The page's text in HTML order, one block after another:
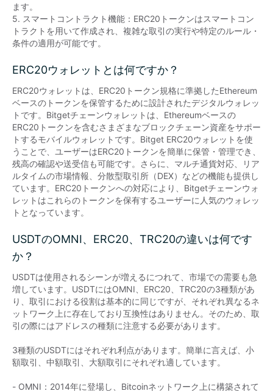
ます。
5. スマートコントラクト機能：ERC20トークンはスマートコン
トラクトを用いて作成され、複雑な取引の実行や特定のルール・
条件の適用が可能です。
ERC20ウォレットとは何ですか？
ERC20ウォレットは、ERC20トークン規格に準拠したEthereum
ベースのトークンを保管するために設計されたデジタルウォレッ
トです。Bitgetチェーンウォレットは、Ethereumベースの
ERC20トークンを含むさまざまなブロックチェーン資産をサポー
トするモバイルウォレットです。Bitget ERC20ウォレットを使
うことで、ユーザーはERC20トークンを簡単に保管・管理でき、
残高の確認や送受信も可能です。さらに、マルチ通貨対応、リア
ルタイムの市場情報、分散型取引所（DEX）などの機能も提供し
ています。ERC20トークンへの対応により、Bitgetチェーンウォ
レットはこれらのトークンを保有するユーザーに人気のウォレッ
トとなっています。
USDTのOMNI、ERC20、TRC20の違いは何です
か？
USDTは使用されるシーンが増えるにつれて、市場での需要も急
増しています。USDTにはOMNI、ERC20、TRC20の3種類があ
り、取引における役割は基本的に同じですが、それぞれ異なるネ
ットワーク上に存在しており互換性はありません。そのため、取
引の際にはアドレスの種類に注意する必要があります。
3種類のUSDTにはそれぞれ利点があります。簡単に言えば、小
額取引、中額取引、大額取引にそれぞれ適しています。
- OMNI：2014年に登場し、Bitcoinネットワーク上に構築されて